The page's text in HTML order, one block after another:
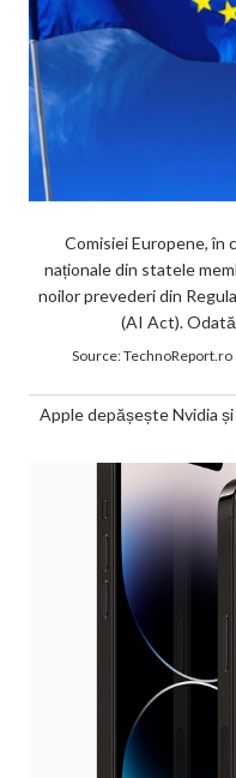
Comisiei Europene, în
naționale din statele
noilor prevederi din
(AI Act).
Source:TechnoReport.ro
Apple depășește Nvidia